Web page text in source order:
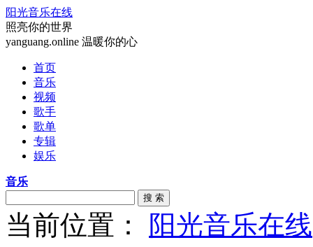
阳光音乐在线
照亮你的世界
yanguang.online 温暖你的心
首页
音乐
视频
歌手
歌单
专辑
娱乐
音乐
搜 索
当前位置： 阳光音乐在线